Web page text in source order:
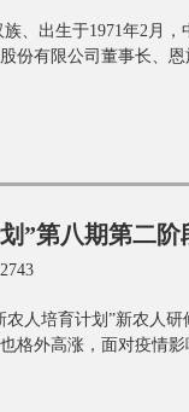
、出生于1971年2月
份有限公司董事长、
”第八期第二阶
农人培育计划”新农人
格外高涨，面对疫情